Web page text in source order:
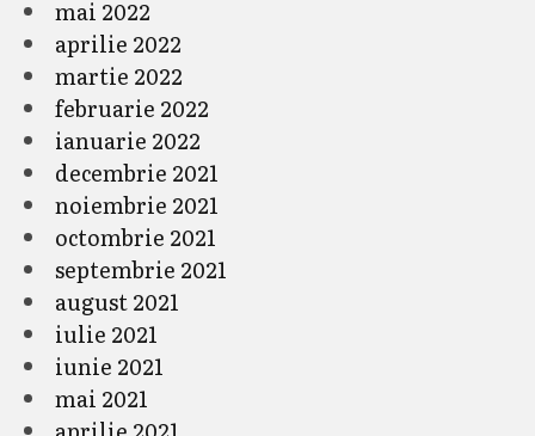
mai 2022
aprilie 2022
martie 2022
februarie 2022
ianuarie 2022
decembrie 2021
noiembrie 2021
octombrie 2021
septembrie 2021
august 2021
iulie 2021
iunie 2021
mai 2021